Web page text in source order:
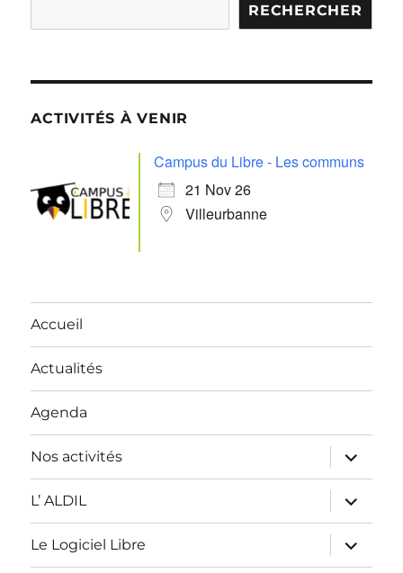
RECHERCHER
ACTIVITÉS À VENIR
Campus du Libre - Les communs
21 Nov 26
Villeurbanne
Accueil
Actualités
Agenda
Nos activités
ouvrir
le
sous-
menu
L’ ALDIL
ouvrir
le
sous-
menu
Le Logiciel Libre
ouvrir
le
sous-